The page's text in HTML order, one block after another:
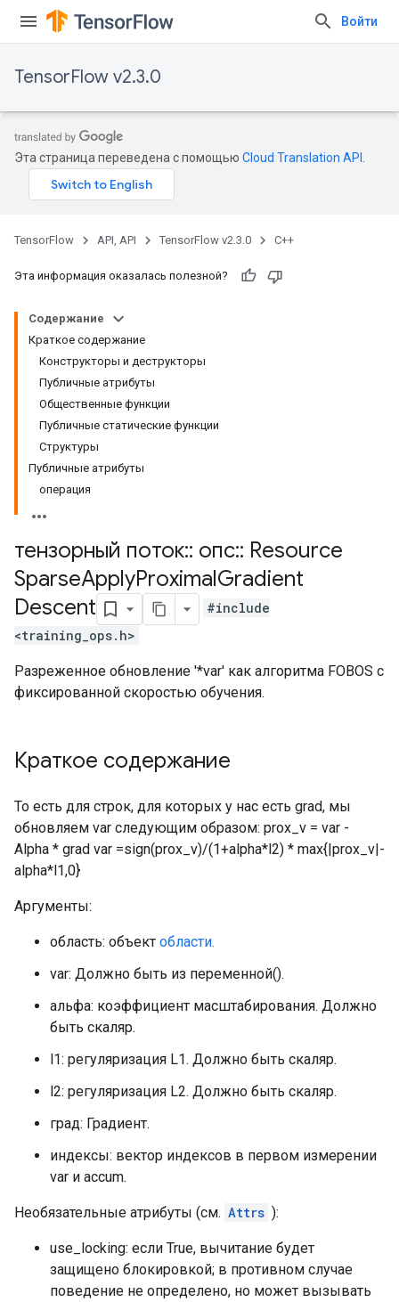
Войти
TensorFlow v2.3.0
Эта страница переведена с помощью Cloud Translation API
TensorFlow API, API TensorFlow v2.3.0 C++
Эта информация оказалась полезной?
Содержание
Краткое содержание
Конструкторы и деструкторы
Публичные атрибуты
Общественные функции
Публичные статические функции
Структуры
Публичные атрибуты
операция
тензорный поток:: опс:: Resource
SparseApplyProximalGradient
Descent
#include
<training_ops.h>
Разреженное обновление '*var' как алгоритма FOBOS с
фиксированной скоростью обучения.
Краткое содержание
То есть для строк, для которых у нас есть grad, мы
обновляем var следующим образом: prox_v = var -
Alpha * grad var =sign(prox_v)/(1+alpha*l2) * max{|prox_v|-
alpha*l1,0}
Аргументы:
область: объект области.
var: Должно быть из переменной().
альфа: коэффициент масштабирования. Должно
быть скаляр.
l1: регуляризация L1. Должно быть скаляр.
l2: регуляризация L2. Должно быть скаляр.
град: Градиент.
индексы: вектор индексов в первом измерении
var и accum.
Необязательные атрибуты (см. Attrs ):
use_locking: если True, вычитание будет
защищено блокировкой; в противном случае
поведение не определено, но может вызывать